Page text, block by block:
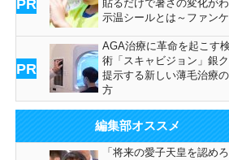
PR
貼るだけで暑さの変化が
示温シールとは～ファン
PR
AGA治療に革命を起こす
術「スキャビジョン」銀
提示する新しい薄毛治療
方
編集部オススメ
「将来の愛子天皇を認め